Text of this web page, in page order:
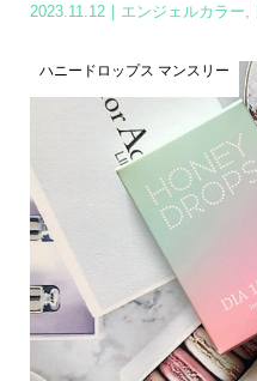
2023.11.12 エンジェルカラー
ハニードロップス マンスリー
Share